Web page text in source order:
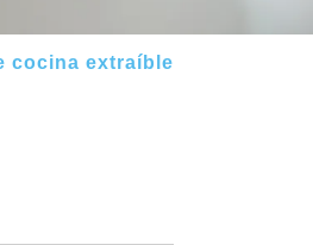
cocina extraíble